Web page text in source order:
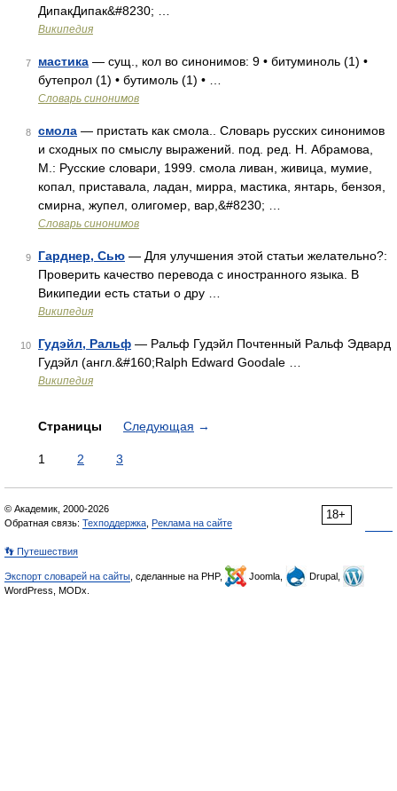
ДипакДипак&#8230; …
Википедия
7 мастика — сущ., кол во синонимов: 9 • битуминоль (1) •
бутепрол (1) • бутимоль (1) • …
Словарь синонимов
8 смола — пристать как смола.. Словарь русских синонимов
и сходных по смыслу выражений. под. ред. Н. Абрамова,
М.: Русские словари, 1999. смола ливан, живица, мумие,
копал, приставала, ладан, мирра, мастика, янтарь, бензоя,
смирна, жупел, олигомер, вар,&#8230; …
Словарь синонимов
9 Гарднер, Сью — Для улучшения этой статьи желательно?:
Проверить качество перевода с иностранного языка. В
Википедии есть статьи о дру …
Википедия
10 Гудэйл, Ральф — Ральф Гудэйл Почтенный Ральф Эдвард
Гудэйл (англ.&#160;Ralph Edward Goodale …
Википедия
Страницы Следующая →
1 2 3
18+
© Академик, 2000-2026
Обратная связь: Техподдержка Реклама на сайте
👣 Путешествия
Экспорт словарей на сайты , сделанные на PHP, Joomla,
Drupal,
WordPress, MODx.